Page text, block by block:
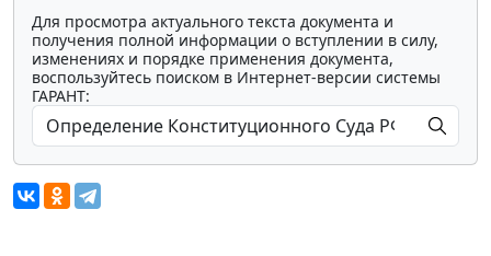
Для просмотра актуального текста документа и
получения полной информации о вступлении в силу,
изменениях и порядке применения документа,
воспользуйтесь поиском в Интернет-версии системы
ГАРАНТ: